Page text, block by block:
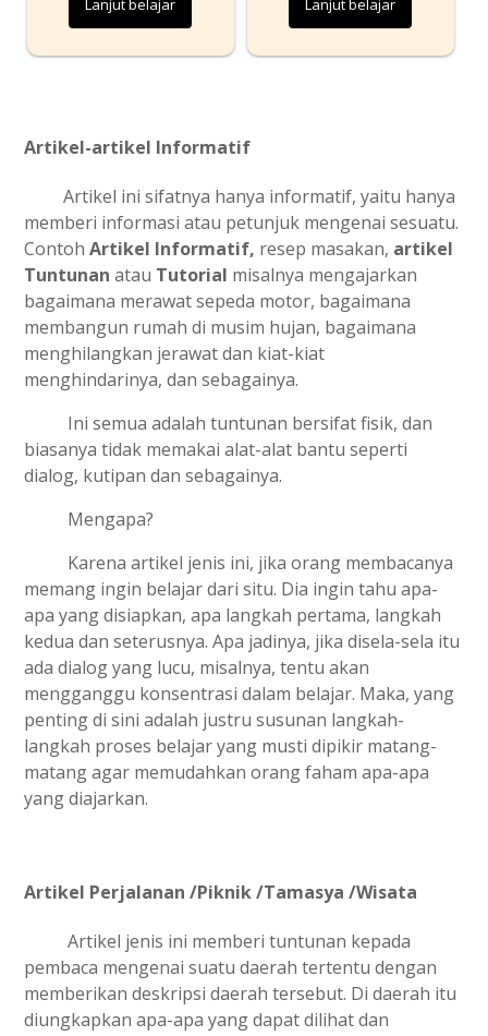
Lanjut belajar Lanjut belajar
Artikel-artikel Informatif
Artikel ini sifatnya hanya informatif, yaitu hanya
memberi informasi atau petunjuk mengenai sesuatu.
Contoh Artikel Informatif, resep masakan, artikel
Tuntunan atau Tutorial misalnya mengajarkan
bagaimana merawat sepeda motor, bagaimana
membangun rumah di musim hujan, bagaimana
menghilangkan jerawat dan kiat-kiat
menghindarinya, dan sebagainya.
Ini semua adalah tuntunan bersifat fisik, dan
biasanya tidak memakai alat-alat bantu seperti
dialog, kutipan dan sebagainya.
Mengapa?
Karena artikel jenis ini, jika orang membacanya
memang ingin belajar dari situ. Dia ingin tahu apa-
apa yang disiapkan, apa langkah pertama, langkah
kedua dan seterusnya. Apa jadinya, jika disela-sela itu
ada dialog yang lucu, misalnya, tentu akan
mengganggu konsentrasi dalam belajar. Maka, yang
penting di sini adalah justru susunan langkah-
langkah proses belajar yang musti dipikir matang-
matang agar memudahkan orang faham apa-apa
yang diajarkan.
Artikel Perjalanan /Piknik /Tamasya /Wisata
Artikel jenis ini memberi tuntunan kepada
pembaca mengenai suatu daerah tertentu dengan
memberikan deskripsi daerah tersebut. Di daerah itu
diungkapkan apa-apa yang dapat dilihat dan